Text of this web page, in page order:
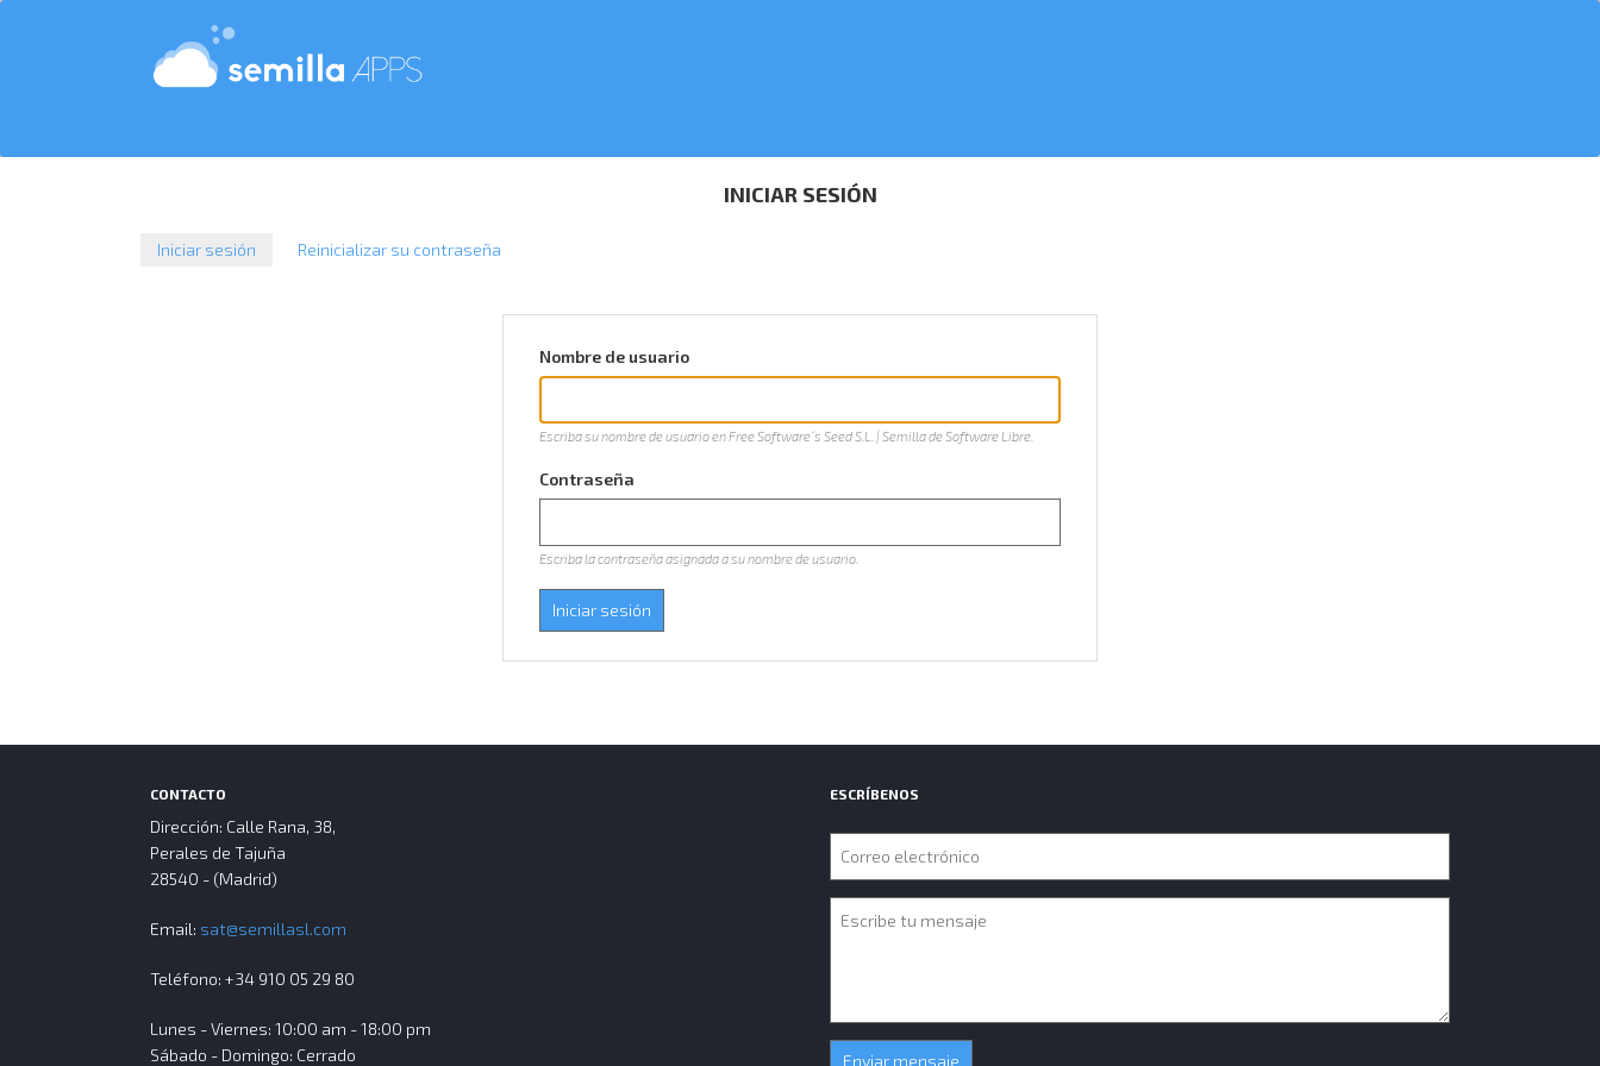
INICIAR SESIÓN
Iniciar sesión (solapaReinicializar su contraseña
Nombre de usuario
Escriba su nombre de usuario en Free Software´s Seed S.L. | Semilla de Software Libre.
Contraseña
Escriba la contraseña asignada a su nombre de usuario.
CONTACTO
Dirección: Calle Rana, 38,
Perales de Tajuña
28540 - (Madrid)
Email: sat@semillasl.com
Teléfono: +34 910 05 29 80
Lunes - Viernes: 10:00 am - 18:00 pm
Sábado - Domingo: Cerrado
ESCRÍBENOS